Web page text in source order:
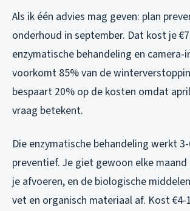
Als ik één advies mag geven: plan
onderhoud in september. Dat kost je
enzymatische behandeling en camera-
voorkomt 85% van de
bespaart 20% op de kosten omdat
vraag betekent.
Die enzymatische behandeling werkt
preventief. Je giet gewoon elke
je afvoeren, en de biologische
vet en organisch materiaal af. Kost €4-